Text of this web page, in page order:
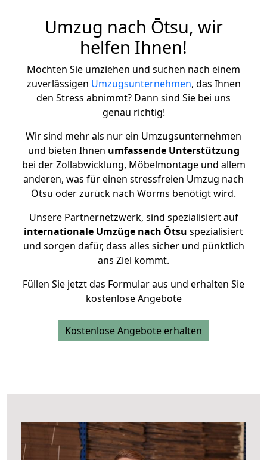
Umzug nach Ōtsu, wir
helfen Ihnen!
Möchten Sie umziehen und suchen nach einem
zuverlässigen Umzugsunternehmen, das Ihnen
den Stress abnimmt? Dann sind Sie bei uns
genau richtig!
Wir sind mehr als nur ein Umzugsunternehmen
und bieten Ihnen umfassende Unterstützung
bei der Zollabwicklung, Möbelmontage und allem
anderen, was für einen stressfreien Umzug nach
Ōtsu oder zurück nach Worms benötigt wird.
Unsere Partnernetzwerk, sind spezialisiert auf
internationale Umzüge nach Ōtsu spezialisiert
und sorgen dafür, dass alles sicher und pünktlich
ans Ziel kommt.
Füllen Sie jetzt das Formular aus und erhalten Sie
kostenlose Angebote
Kostenlose Angebote erhalten